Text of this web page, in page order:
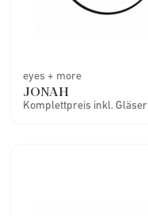
eyes + more
JONAH
Komplettpreis inkl. Gläser